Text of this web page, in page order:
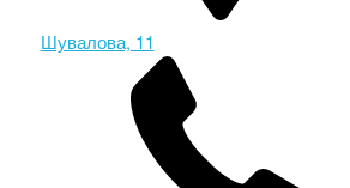
Шувалова, 11